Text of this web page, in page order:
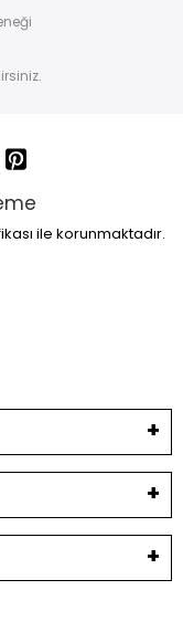
ile korunmaktadır.